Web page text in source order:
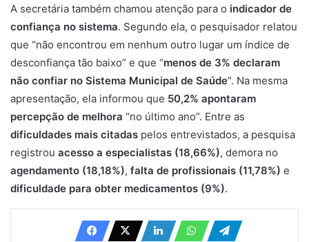
A secretária também chamou atenção para o indicador de
confiança no sistema. Segundo ela, o pesquisador relatou
que “não encontrou em nenhum outro lugar um índice de
desconfiança tão baixo” e que “menos de 3% declaram
não confiar no Sistema Municipal de Saúde”. Na mesma
apresentação, ela informou que 50,2% apontaram
percepção de melhora “no último ano”. Entre as
dificuldades mais citadas pelos entrevistados, a pesquisa
registrou acesso a especialistas (18,66%), demora no
agendamento (18,18%), falta de profissionais (11,78%) e
dificuldade para obter medicamentos (9%).